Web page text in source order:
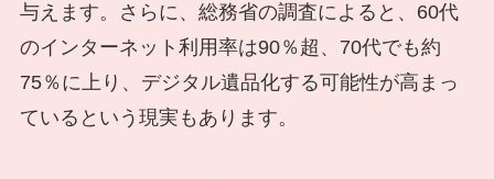
与えます。さらに、総務省の調査によると、60代
のインターネット利用率は90％超、70代でも約
75％に上り、デジタル遺品化する可能性が高まっ
ているという現実もあります。